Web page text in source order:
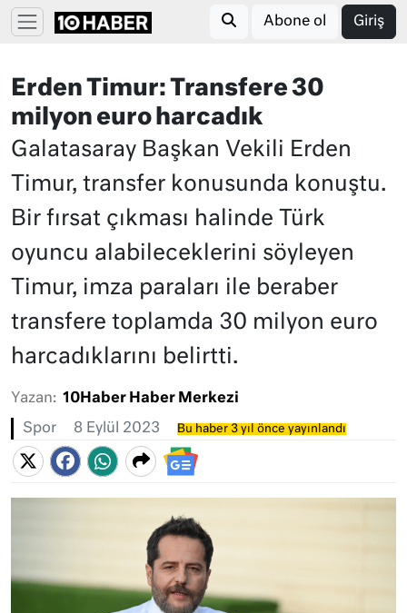
Abone ol Giriş
Erden Timur: Transfere 30
milyon euro harcadık
Galatasaray Başkan Vekili Erden
Timur, transfer konusunda konuştu.
Bir fırsat çıkması halinde Türk
oyuncu alabileceklerini söyleyen
Timur, imza paraları ile beraber
transfere toplamda 30 milyon euro
harcadıklarını belirtti.
Yazan: 10Haber Haber Merkezi
Spor 8 Eylül 2023 Bu haber 3 yıl önce yayınlandı